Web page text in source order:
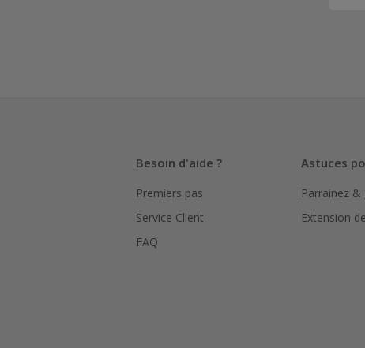
Besoin d'aide ?
Premiers pas
Service Client
FAQ
Astuces
Parrainez
Extension